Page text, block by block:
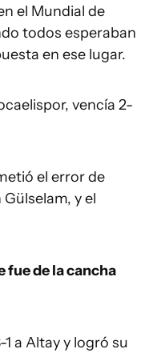
el Mundial de
todos esperaban
en ese lugar.
vencía 2-
el error de
y el
fue de la cancha
a Altay y logró su